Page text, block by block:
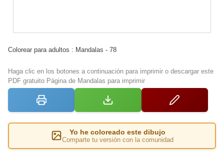
Colorear para adultos : Mandalas - 78
Haga clic en los botones a continuación para imprimir o descargar este
PDF gratuito Página de Mandalas para imprimir
Yo he coloreado este dibujo
Comparte tu versión con la comunidad